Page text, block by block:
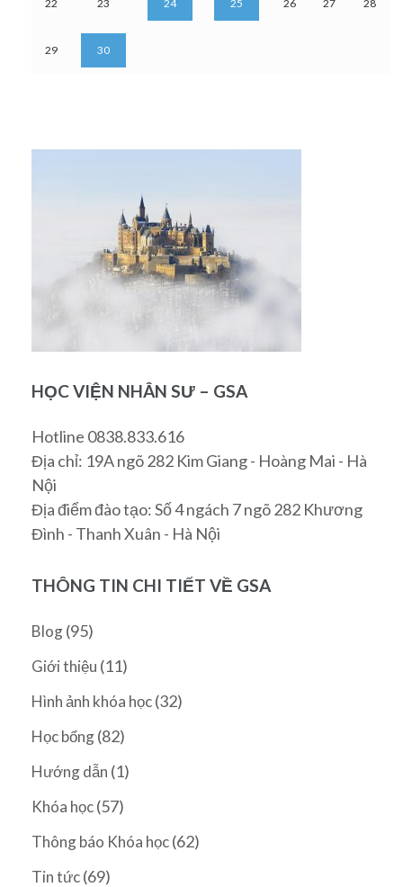
22 23 24 25 26 27 28
29 30
HỌC VIỆN NHÂN SƯ – GSA
Hotline 0838.833.616
Địa chỉ: 19A ngõ 282 Kim Giang - Hoàng Mai - Hà
Nội
Địa điểm đào tạo: Số 4 ngách 7 ngõ 282 Khương
Đình - Thanh Xuân - Hà Nội
THÔNG TIN CHI TIẾT VỀ GSA
Blog(95)
Giới thiệu (11)
Hình ảnh khóa học(32)
Học bổng(82)
Hướng dẫn (1)
Khóa học(57)
Thông báo Khóa học(62)
Tin tức(69)